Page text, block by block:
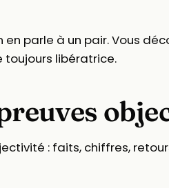
parle à un pair. Vous
toujours libératrice.
: faits, chiffres,